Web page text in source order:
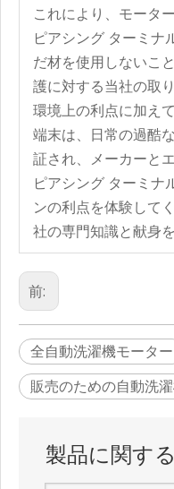
これにより、モータ
ピアシング ターミナ
だ材を使用しないこ
護に対する当社の取
環境上の利点に加え
端末は、日常の過酷
証され、メーカーと
ピアシング ターミナ
ンの利点を体験して
社の専門知識と献身
前:
全自動洗濯機モーター
販売のための自動洗
製品に関す